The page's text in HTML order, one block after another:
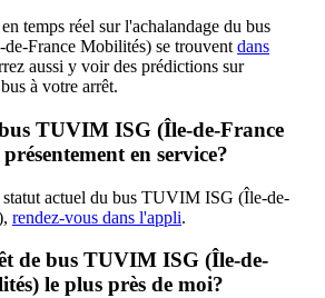
temps réel sur l'achalandage du bus
France Mobilités) se trouvent dans
aussi y voir des prédictions sur
à votre arrêt.
TUVIM ISG (Île-de-France
en service?
statut actuel du bus TUVIM ISG (Île-de-
rendez-vous dans l'appli.
de bus TUVIM ISG (Île-de-
le plus près de moi?